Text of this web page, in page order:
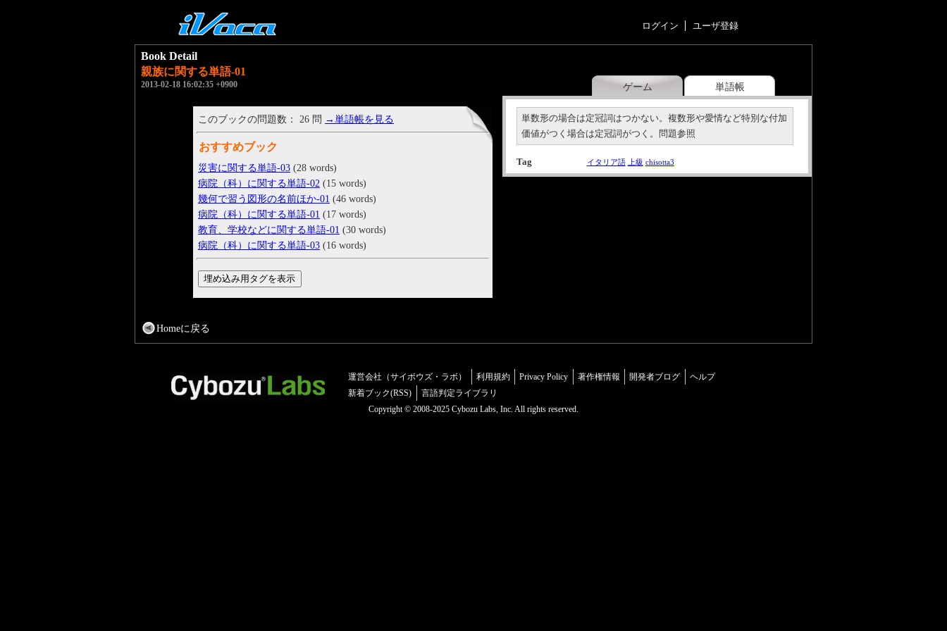
ログイン ユーザ登録
ゲーム 単語帳
Book Detail
親族に関する単語-01
2013-02-18 16:02:35 +0900
単数形の場合は定冠詞はつかない。複数形や愛情など特別な付加
価値がつく場合は定冠詞がつく。問題参照
Tag イタリア語 上級 chisotta3
このブックの問題数： 26 問 →単語帳を見る
おすすめブック
災害に関する単語-03 (28 words)
病院（科）に関する単語-02 (15 words)
幾何で習う図形の名前ほか-01 (46 words)
病院（科）に関する単語-01 (17 words)
教育、学校などに関する単語-01 (30 words)
病院（科）に関する単語-03 (16 words)
Homeに戻る
運営会社（サイボウズ・ラボ） 利用規約 Privacy Policy 著作権情報 開発者ブログ
ヘルプ
新着ブック(RSS)
言語判定ライブラリ
Copyright © 2008-2025 Cybozu Labs, Inc. All rights reserved.